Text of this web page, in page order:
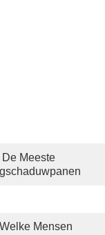
Meeste
Mensen